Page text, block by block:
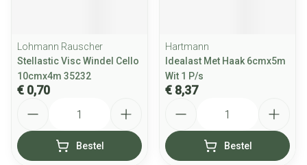
Lohmann Rauscher
Stellastic Visc Windel Cello
10cmx4m 35232
€ 0,70
Bestel
Hartmann
Idealast Met Haak 6cmx5m
Wit 1 P/s
€ 8,37
Bestel